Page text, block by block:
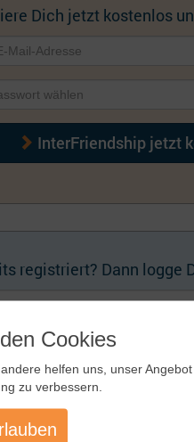
Dich jetzt kostenlos
InterFriendship jetzt
registriert? Dann logge
einloggen
Cookies
helfen uns, unser
zu verbessern.